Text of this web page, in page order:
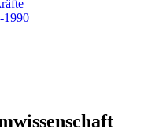
1990